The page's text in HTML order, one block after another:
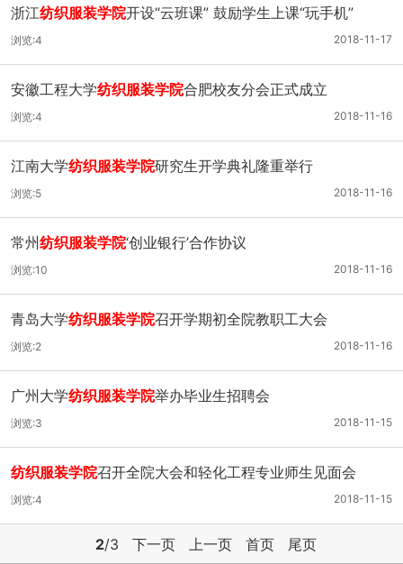
浙江纺织服装学院开设“云班课” 鼓励学生上课“玩手机”
2018-11-17
浏览:4
安徽工程大学纺织服装学院合肥校友分会正式成立
2018-11-16
浏览:4
江南大学纺织服装学院研究生开学典礼隆重举行
2018-11-16
浏览:5
常州纺织服装学院‘创业银行’合作协议
2018-11-16
浏览:10
青岛大学纺织服装学院召开学期初全院教职工大会
2018-11-16
浏览:2
广州大学纺织服装学院举办毕业生招聘会
2018-11-15
浏览:3
纺织服装学院召开全院大会和轻化工程专业师生见面会
2018-11-15
浏览:4
2/3 下一页 上一页 首页 尾页